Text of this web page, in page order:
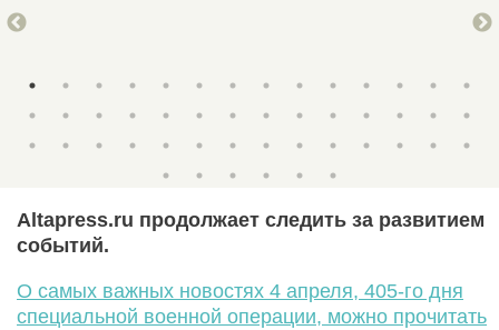
Altapress.ru продолжает следить за развитием
событий.
О самых важных новостях 4 апреля, 405-го дня
специальной военной операции, можно прочитать